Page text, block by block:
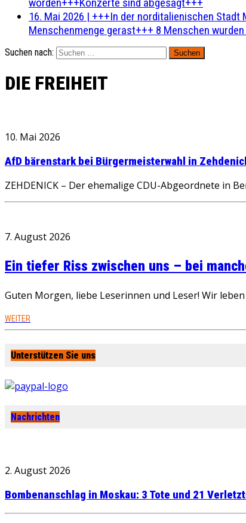
16. Mai 2026 | +++In der norditalienischen Stadt
Menschenmenge gerast+++ 8 Menschen
Suchen nach:
DIE FREIHEIT
10. Mai 2026
AfD bärenstark bei Bürgermeisterwahl in
ZEHDENICK – Der ehemalige CDU-Abgeordnete in
7. August 2026
Ein tiefer Riss zwischen uns – bei
Guten Morgen, liebe Leserinnen und Leser! Wir
WEITER
Unterstützen Sie uns
Nachrichten
2. August 2026
Bombenanschlag in Moskau: 3 Tote und 21